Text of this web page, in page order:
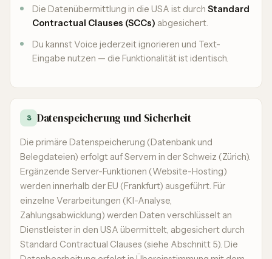
Die Datenübermittlung in die USA ist durch Standard
Contractual Clauses (SCCs) abgesichert.
Du kannst Voice jederzeit ignorieren und Text-
Eingabe nutzen — die Funktionalität ist identisch.
3 Datenspeicherung und Sicherheit
Die primäre Datenspeicherung (Datenbank und
Belegdateien) erfolgt auf Servern in der Schweiz (Zürich).
Ergänzende Server-Funktionen (Website-Hosting)
werden innerhalb der EU (Frankfurt) ausgeführt. Für
einzelne Verarbeitungen (KI-Analyse,
Zahlungsabwicklung) werden Daten verschlüsselt an
Dienstleister in den USA übermittelt, abgesichert durch
Standard Contractual Clauses (siehe Abschnitt 5). Die